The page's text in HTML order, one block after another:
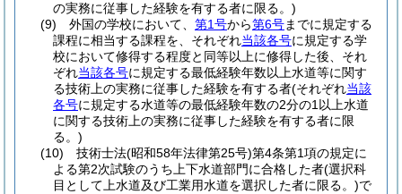
の実務に従事した経験を有する者に限る。)
(9)
外国の学校において、 第1号から第6号までに規定する
課程に相当する課程を、それぞれ当該各号に規定する学
校において修得する程度と同等以上に修得した後、それ
ぞれ当該各号に規定する最低経験年数以上水道等に関す
る技術上の実務に従事した経験を有する者(それぞれ当該
各号に規定する水道等の最低経験年数の2分の1以上水道
に関する技術上の実務に従事した経験を有する者に限
る。)
(10)
技術士法(昭和58年法律第25号)第4条第1項の規定に
よる第2次試験のうち上下水道部門に合格した者(選択科
目として上水道及び工業用水道を選択した者に限る。)で